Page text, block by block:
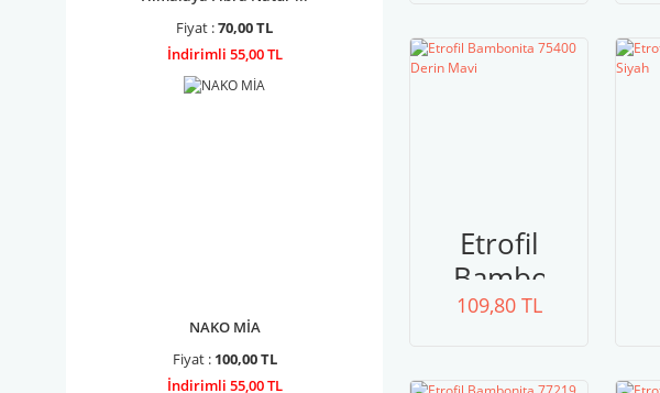
Fiyat :70,00 TL
İndirimli 55,00 TL
NAKO MİA
Fiyat : 100,00 TL
İndirimli 55,00 TL
Sarı
Etrofil
Bambonita
75400
Mavi
109,80 TL